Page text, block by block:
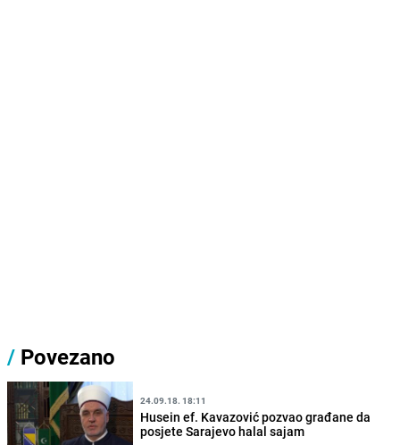
/ Povezano
24.09.18. 18:11
Husein ef. Kavazović pozvao građane da
posjete Sarajevo halal sajam